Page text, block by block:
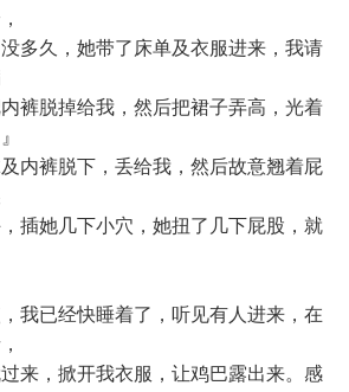
多久，她带了床单及衣服进来，我请
裤脱掉给我，然后把裙子弄高，光着
内裤脱下，丢给我，然后故意翘着屁
插她几下小穴，她扭了几下屁股，就
已经快睡着了，听见有人进来，在
来，掀开我衣服，让鸡巴露出来。感